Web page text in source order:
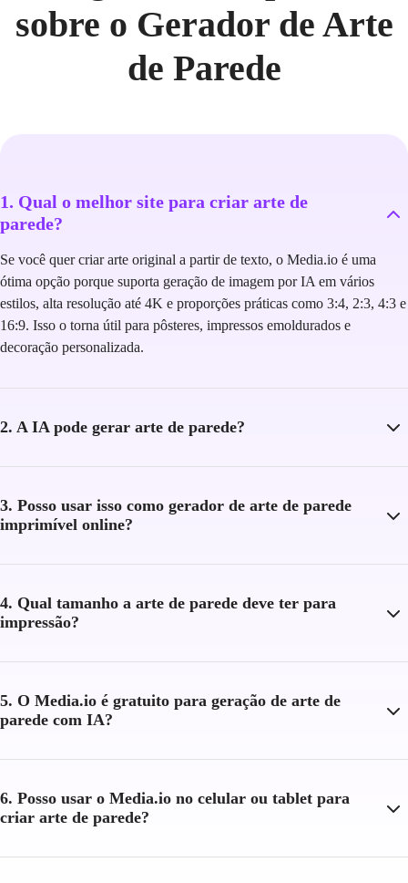
sobre o Gerador de Arte
de Parede
1. Qual o melhor site para criar arte de
parede?
Se você quer criar arte original a partir de texto, o Media.io é uma
ótima opção porque suporta geração de imagem por IA em vários
estilos, alta resolução até 4K e proporções práticas como 3:4, 2:3, 4:3 e
16:9. Isso o torna útil para pôsteres, impressos emoldurados e
decoração personalizada.
2. A IA pode gerar arte de parede?
3. Posso usar isso como gerador de arte de parede
imprimível online?
4. Qual tamanho a arte de parede deve ter para
impressão?
5. O Media.io é gratuito para geração de arte de
parede com IA?
6. Posso usar o Media.io no celular ou tablet para
criar arte de parede?